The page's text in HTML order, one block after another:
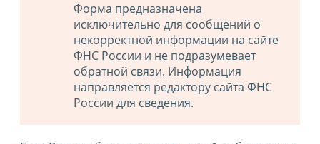
Форма предназначена
исключительно для сообщений о
некорректной информации на сайте
ФНС России и не подразумевает
обратной связи. Информация
направляется редактору сайта ФНС
России для сведения.